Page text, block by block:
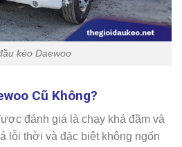
kéo Daewoo
Cũ Không?
đánh giá là chạy khá đầm và
lỗi thời và đặc biệt không ngốn